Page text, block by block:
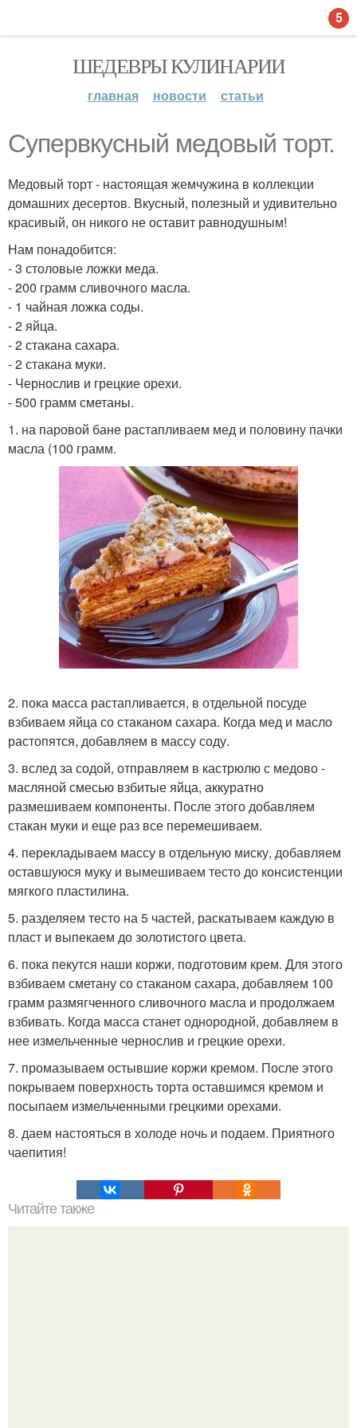
ШЕДЕВРЫ КУЛИНАРИИ
главная новости статьи
Супервкусный медовый торт.
Медовый торт - настоящая жемчужина в коллекции
домашних десертов. Вкусный, полезный и удивительно
красивый, он никого не оставит равнодушным!
Нам понадобится:
- 3 столовые ложки меда.
- 200 грамм сливочного масла.
- 1 чайная ложка соды.
- 2 яйца.
- 2 стакана сахара.
- 2 стакана муки.
- Чернослив и грецкие орехи.
- 500 грамм сметаны.
1. на паровой бане растапливаем мед и половину пачки
масла (100 грамм.
2. пока масса растапливается, в отдельной посуде
взбиваем яйца со стаканом сахара. Когда мед и масло
растопятся, добавляем в массу соду.
3. вслед за содой, отправляем в кастрюлю с медово -
масляной смесью взбитые яйца, аккуратно
размешиваем компоненты. После этого добавляем
стакан муки и еще раз все перемешиваем.
4. перекладываем массу в отдельную миску, добавляем
оставшуюся муку и вымешиваем тесто до консистенции
мягкого пластилина.
5. разделяем тесто на 5 частей, раскатываем каждую в
пласт и выпекаем до золотистого цвета.
6. пока пекутся наши коржи, подготовим крем. Для этого
взбиваем сметану со стаканом сахара, добавляем 100
грамм размягченного сливочного масла и продолжаем
взбивать. Когда масса станет однородной, добавляем в
нее измельченные чернослив и грецкие орехи.
7. промазываем остывшие коржи кремом. После этого
покрываем поверхность торта оставшимся кремом и
посыпаем измельченными грецкими орехами.
8. даем настояться в холоде ночь и подаем. Приятного
чаепития!
Читайте также
5